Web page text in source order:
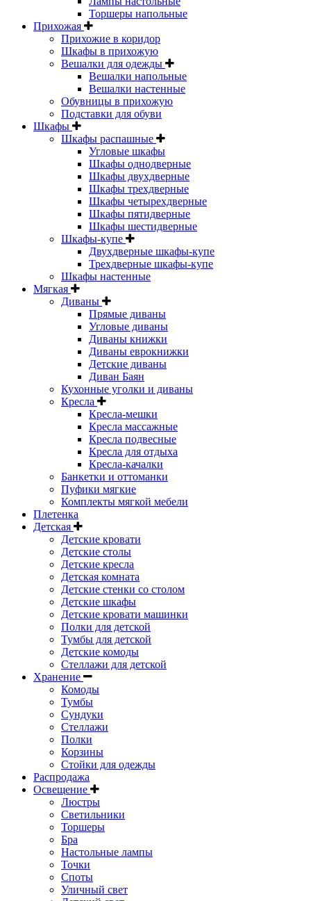
Торшеры напольные
Прихожая
Прихожие в коридор
Шкафы в прихожую
Вешалки для одежды
Вешалки напольные
Вешалки настенные
Обувницы в прихожую
Подставки для обуви
Шкафы
Шкафы распашные
Угловые шкафы
Шкафы однодверные
Шкафы двухдверные
Шкафы трехдверные
Шкафы четырехдверные
Шкафы пятидверные
Шкафы шестидверные
Шкафы-купе
Двухдверные шкафы-купе
Трехдверные шкафы-купе
Шкафы настенные
Мягкая
Диваны
Прямые диваны
Угловые диваны
Диваны книжки
Диваны еврокнижки
Детские диваны
Диван Баян
Кухонные уголки и диваны
Кресла
Кресла-мешки
Кресла массажные
Кресла подвесные
Кресла для отдыха
Кресла-качалки
Банкетки и оттоманки
Пуфики мягкие
Комплекты мягкой мебели
Плетенка
Детская
Детские кровати
Детские столы
Детские кресла
Детская комната
Детские стенки со столом
Детские шкафы
Детские кровати машинки
Полки для детской
Тумбы для детской
Детские комоды
Стеллажи для детской
Хранение
Комоды
Тумбы
Сундуки
Стеллажи
Полки
Корзины
Стойки для одежды
Распродажа
Освещение
Люстры
Светильники
Торшеры
Бра
Настольные лампы
Точки
Споты
Уличный свет